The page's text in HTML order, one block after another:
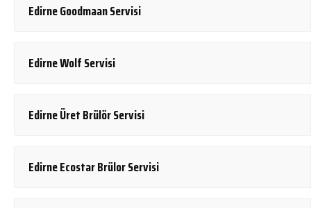
Edirne Goodmaan Servisi
Edirne Wolf Servisi
Edirne Üret Brülör Servisi
Edirne Ecostar Brülor Servisi